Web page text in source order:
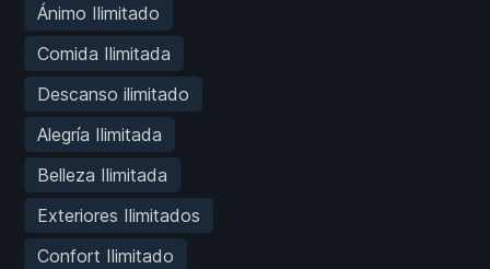
Ánimo Ilimitado
Comida Ilimitada
Descanso ilimitado
Alegría Ilimitada
Belleza Ilimitada
Exteriores Ilimitados
Confort Ilimitado